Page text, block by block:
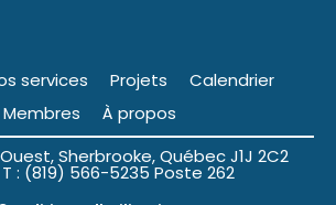
services Projets
Calendrier
Membres
À propos
Sherbrooke, Québec J1J 2C2
566-5235 Poste 262